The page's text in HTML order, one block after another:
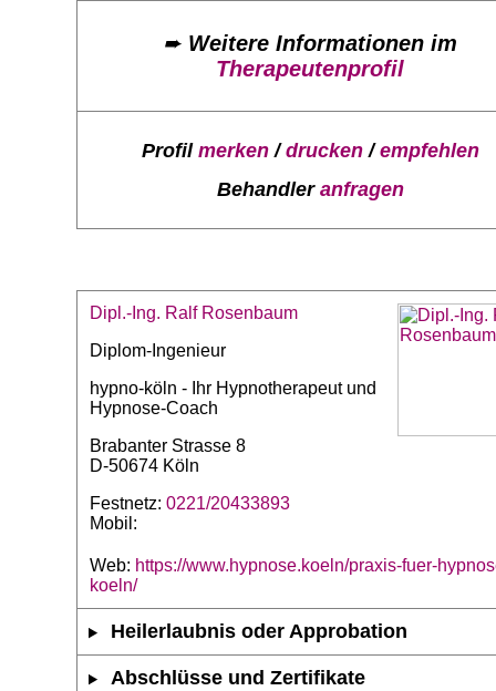
➨ Weitere Informationen im
Therapeutenprofil
Profil merken/drucken/empfehlen
Behandler anfragen
Dipl.-Ing. Ralf Rosenbaum
Diplom-Ingenieur
hypno-köln - Ihr Hypnotherapeut und
Hypnose-Coach
Brabanter Strasse 8
D-50674 Köln
Festnetz: 0221/20433893
Mobil:
Web: https://www.hypnose.koeln/praxis-fuer-
koeln/
Heilerlaubnis oder Approbation
Abschlüsse und Zertifikate